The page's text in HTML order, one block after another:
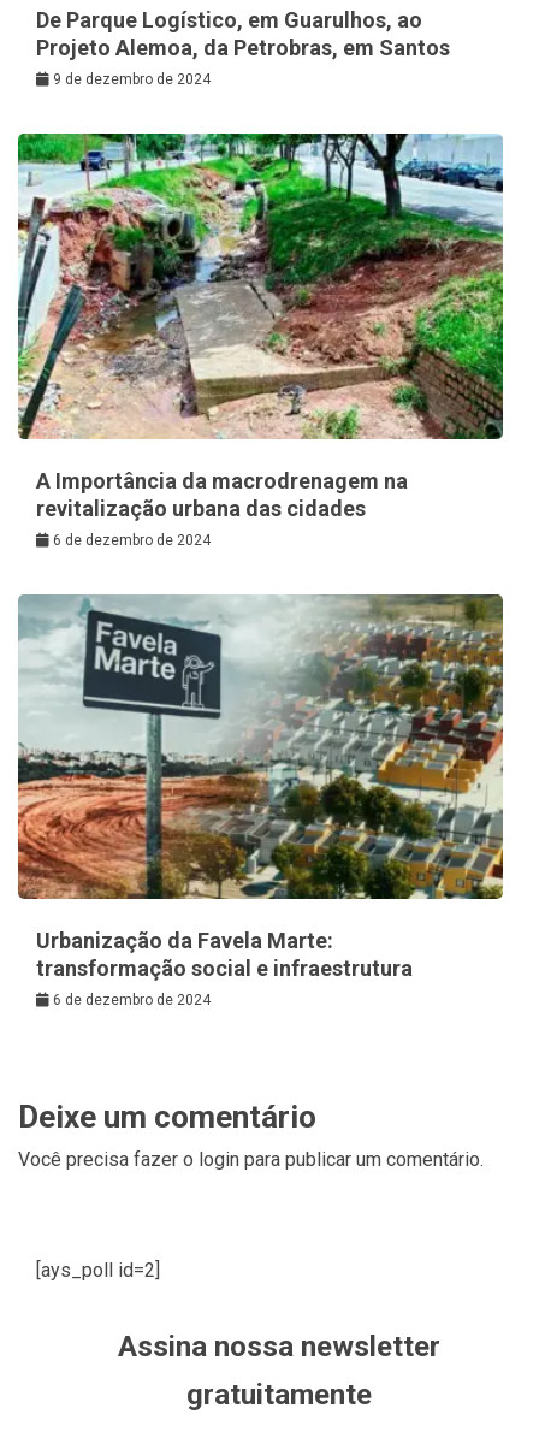
De Parque Logístico, em Guarulhos, ao
Projeto Alemoa, da Petrobras, em Santos
9 de dezembro de 2024
A Importância da macrodrenagem na
revitalização urbana das cidades
6 de dezembro de 2024
Urbanização da Favela Marte:
transformação social e infraestrutura
6 de dezembro de 2024
Deixe um comentário
Você precisa fazer o login para publicar um comentário.
[ays_poll id=2]
Assina nossa newsletter
gratuitamente